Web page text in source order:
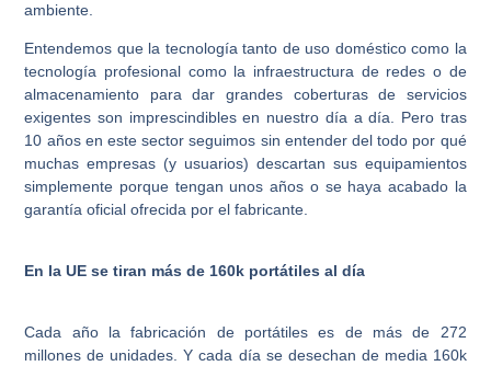
ambiente.
Entendemos que la tecnología tanto de uso doméstico como la
tecnología profesional como la infraestructura de redes o de
almacenamiento para dar grandes coberturas de servicios
exigentes son imprescindibles en nuestro día a día. Pero tras
10 años en este sector seguimos sin entender del todo por qué
muchas empresas (y usuarios) descartan sus equipamientos
simplemente porque tengan unos años o se haya acabado la
garantía oficial ofrecida por el fabricante.
En la UE se tiran más de 160k portátiles al día
Cada año la fabricación de portátiles es de más de 272
millones de unidades. Y cada día se desechan de media 160k